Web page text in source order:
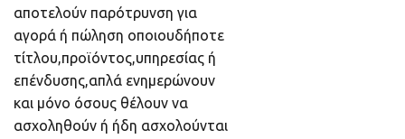
αποτελούν παρότρυνση για
αγορά ή πώληση οποιουδήποτε
τίτλου,προϊόντος,υπηρεσίας ή
επένδυσης,απλά ενημερώνουν
και μόνο όσους θέλουν να
ασχοληθούν ή ήδη ασχολούνται